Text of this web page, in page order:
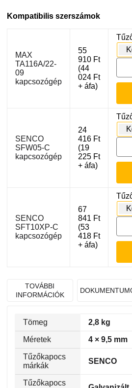
Kompatibilis szerszámok
MAX
TA116A/22-
09
kapcsozógép
55
910 Ft
(44
024 Ft
+ áfa)
09
SENCO
SFW05-C
kapcsozógép
24
416 Ft
(19
225 Ft
+ áfa)
C
SENCO
SFT10XP-C
kapcsozógép
67
841 Ft
(53
418 Ft
+ áfa)
C
TOVÁBBI
INFORMÁCIÓK
Tömeg 2,8 kg
Méretek 4 × 9,5 mm
Tűzőkapocs
márkák
SENCO
Tűzőkapocs